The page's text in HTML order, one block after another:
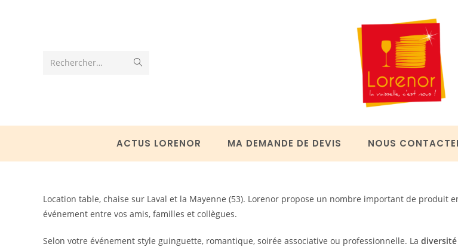
Rechercher…
ACTUS LORENOR MA DEMANDE DE DEVIS NOUS
Location table, chaise sur Laval et la Mayenne (53). Lorenor propose un nombre important de produit
événement entre vos amis, familles et collègues.
Selon votre événement style guinguette, romantique, soirée associative ou professionnelle. La diversité